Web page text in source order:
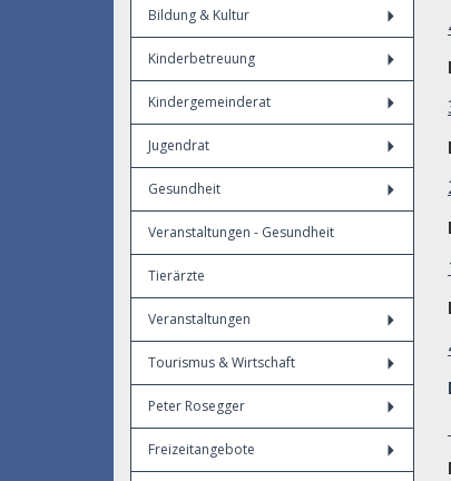
Bildung & Kultur
Kinderbetreuung
Kindergemeinderat
Jugendrat
Gesundheit
Veranstaltungen - Gesundheit
Tierärzte
Veranstaltungen
Tourismus & Wirtschaft
Peter Rosegger
Freizeitangebote